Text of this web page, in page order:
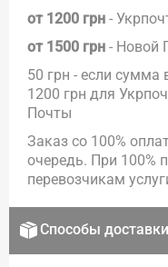
от 1200 грн -
от 1500 грн - Новой
50 грн - если сумма
1200 грн для
Почты
Заказ со 100%
очередь. При 100%
перевозчикам
Способы доставки